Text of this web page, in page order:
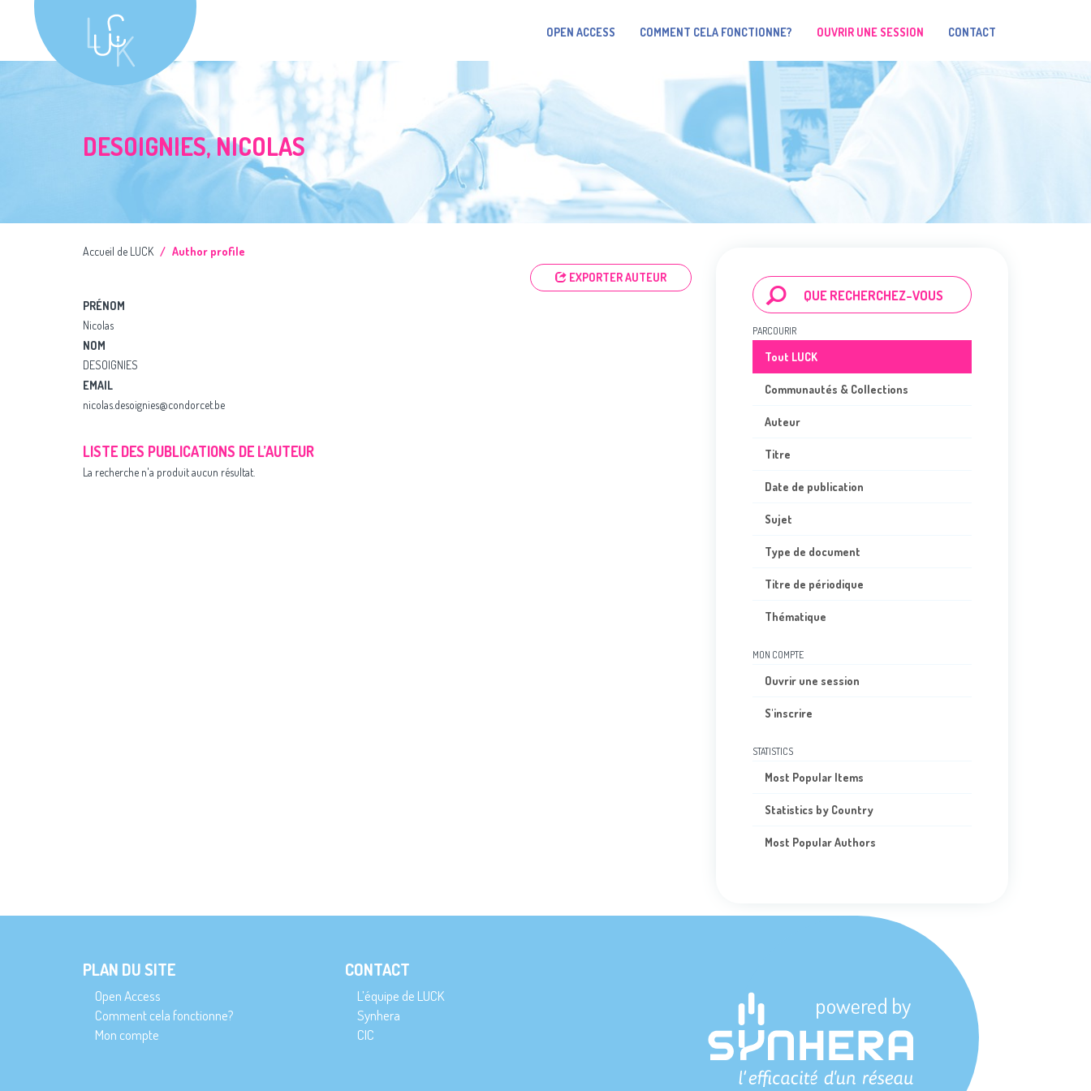
OPEN ACCESS COMMENT CELA FONCTIONNE? OUVRIR UNE SESSION CONTACT
DESOIGNIES, NICOLAS
Accueil de LUCK
Author profile
EXPORTER AUTEUR
PRÉNOM
Nicolas
NOM
DESOIGNIES
EMAIL
nicolas.desoignies@condorcet.be
LISTE DES PUBLICATIONS DE L’AUTEUR
La recherche n'a produit aucun résultat.
PARCOURIR
Tout LUCK
Communautés & Collections
Auteur
Titre
Date de publication
Sujet
Type de document
Titre de périodique
Thématique
MON COMPTE
Ouvrir une session
S'inscrire
STATISTICS
Most Popular Items
Statistics by Country
Most Popular Authors
PLAN DU SITE
Open Access
Comment cela fonctionne?
Mon compte
CONTACT
L’équipe de LUCK
Synhera
CIC